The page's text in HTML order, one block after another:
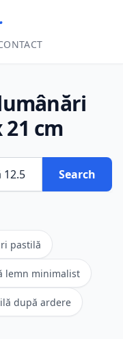
21 cm
Search
pastilă
lemn minimalist
după ardere